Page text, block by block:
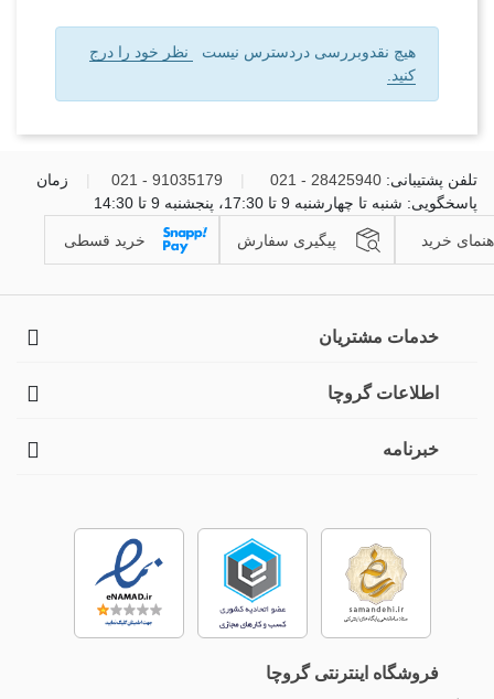
هیچ نقدوبررسی دردسترس نیست
نظر خود را درج
کنید.
تلفن پشتیبانی: 28425940 - 021
91035179 - 021
زمان
پاسخگویی: شنبه تا چهارشنبه 9 تا 17:30، پنجشنبه 9 تا 14:30
خرید پیگیری سفارش خرید قسطی
خدمات مشتریان
اطلاعات گروچا
خبرنامه
فروشگاه اینترنتی گروچا